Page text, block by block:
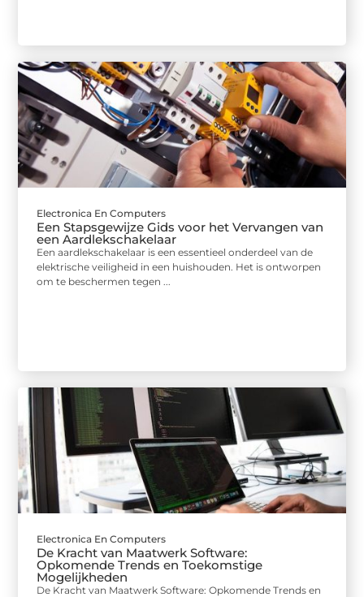
Electronica En Computers
Een Stapsgewijze Gids voor het Vervangen van
een Aardlekschakelaar
Een aardlekschakelaar is een essentieel onderdeel van de
elektrische veiligheid in een huishouden. Het is ontworpen
om te beschermen tegen ...
Electronica En Computers
De Kracht van Maatwerk Software:
Opkomende Trends en Toekomstige
Mogelijkheden
De Kracht van Maatwerk Software: Opkomende Trends en